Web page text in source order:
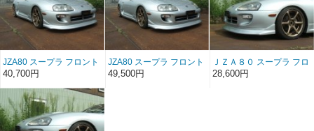
JZA80 スープラ フロント
リップスポイラー ・アン
FRP（前/後期）
40,700円
JZA80 スープラ フロント
リップスポイラー・アン
49,500円
ＪＺＡ８０ スープラ フロ
ントリップスポイラー
28,600円